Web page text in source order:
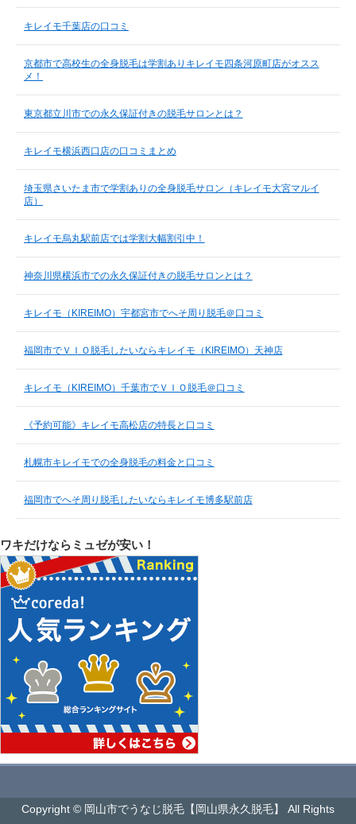
キレイモ千葉店の口コミ
京都市で高校生の全身脱毛は学割ありキレイモ四条河原町店がオスス
メ！
東京都立川市での永久保証付きの脱毛サロンとは？
キレイモ横浜西口店の口コミまとめ
埼玉県さいたま市で学割ありの全身脱毛サロン（キレイモ大宮マルイ
店）
キレイモ烏丸駅前店では学割大幅割引中！
神奈川県横浜市での永久保証付きの脱毛サロンとは？
キレイモ（KIREIMO）宇都宮市でへそ周り脱毛＠口コミ
福岡市でＶＩＯ脱毛したいならキレイモ（KIREIMO）天神店
キレイモ（KIREIMO）千葉市でＶＩＯ脱毛＠口コミ
《予約可能》キレイモ高松店の特長と口コミ
札幌市キレイモでの全身脱毛の料金と口コミ
福岡市でへそ周り脱毛したいならキレイモ博多駅前店
ワキだけならミュゼが安い！
Copyright © 岡山市でうなじ脱毛【岡山県永久脱毛】 All Rights